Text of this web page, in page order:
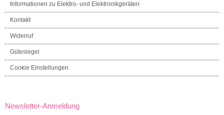
Informationen zu Elektro- und Elektronikgeräten
Kontakt
Widerruf
Gütesiegel
Cookie Einstellungen
Newsletter-Anmeldung